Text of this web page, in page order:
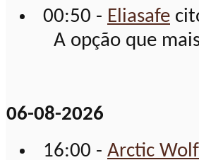
00:50 - Eliasafe
A opção que
06-08-2026
16:00 - Arctic Wolf